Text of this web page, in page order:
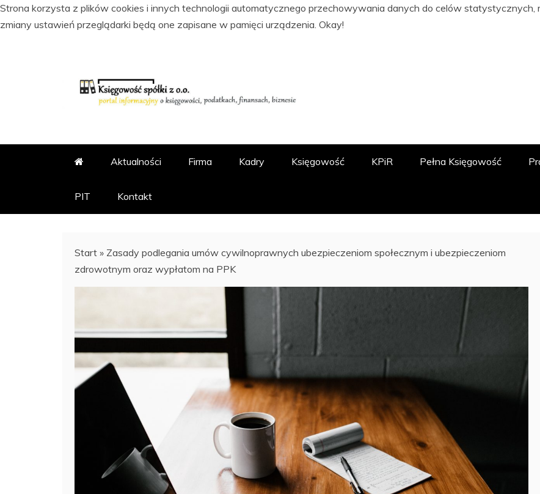
Strona korzysta z plików cookies i innych technologii automatycznego przechowywania danych do celów statystycznych,
zmiany ustawień przeglądarki będą one zapisane w pamięci urządzenia. Okay!
Aktualności Firma Kadry Księgowość KPiR Pełna Księgowość
PIT Kontakt
Start » Zasady podlegania umów cywilnoprawnych ubezpieczeniom społecznym i ubezpieczeniom
zdrowotnym oraz wypłatom na PPK